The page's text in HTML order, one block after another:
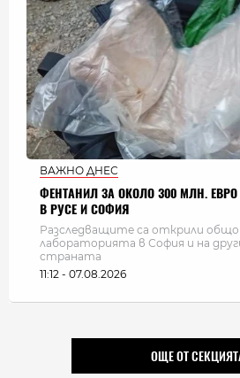
ВАЖНО ДНЕС
ФЕНТАНИЛ ЗА ОКОЛО 300 МЛН. ЕВРО
В РУСЕ И СОФИЯ
Разследващите са открили общо
лабораторията в София и на
страната
11:12 - 07.08.2026
ОЩЕ ОТ